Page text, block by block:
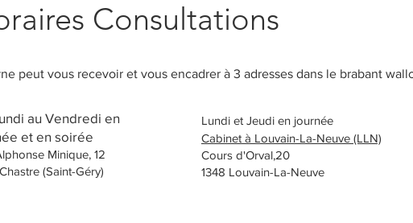
Consultations
peut vous recevoir et vous encadrer à 3 adresses dans le brabant
au Vendredi en
et en soirée
Minique, 12
(Saint-Géry)
Lundi et Jeudi en journée
Cabinet à Louvain-La-Neuve (LLN)
Cours d'Orval,20
1348 Louvain-La-Neuve